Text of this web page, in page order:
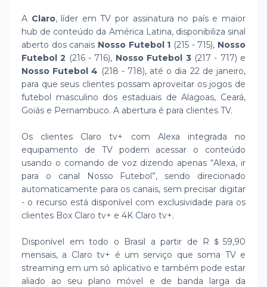
A Claro, líder em TV por assinatura no país e maior
hub de conteúdo da América Latina, disponibiliza sinal
aberto dos canais Nosso Futebol 1 (215 - 715), Nosso
Futebol 2 (216 - 716), Nosso Futebol 3(217 - 717) e
Nosso Futebol 4 (218 - 718), até o dia 22 de janeiro,
para que seus clientes possam aproveitar os jogos de
futebol masculino dos estaduais de Alagoas, Ceará,
Goiás e Pernambuco. A abertura é para clientes TV.
Os clientes Claro tv+ com Alexa integrada no
equipamento de TV podem acessar o conteúdo
usando o comando de voz dizendo apenas “Alexa, ir
para o canal Nosso Futebol”, sendo direcionado
automaticamente para os canais, sem precisar digitar
- o recurso está disponível com exclusividade para os
clientes Box Claro tv+ e 4K Claro tv+.
Disponível em todo o Brasil a partir de R＄59,90
mensais, a Claro tv+ é um serviço que soma TV e
streaming em um só aplicativo e também pode estar
aliado ao seu plano móvel e de banda larga da